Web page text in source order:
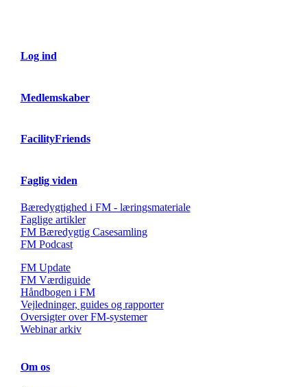
Log ind
Medlemskaber
FacilityFriends
Faglig viden
Bæredygtighed i FM - læringsmateriale
Faglige artikler
FM Bæredygtig Casesamling
FM Podcast
FM Update
FM Værdiguide
Håndbogen i FM
Vejledninger, guides og rapporter
Oversigter over FM-systemer
Webinar arkiv
Om os